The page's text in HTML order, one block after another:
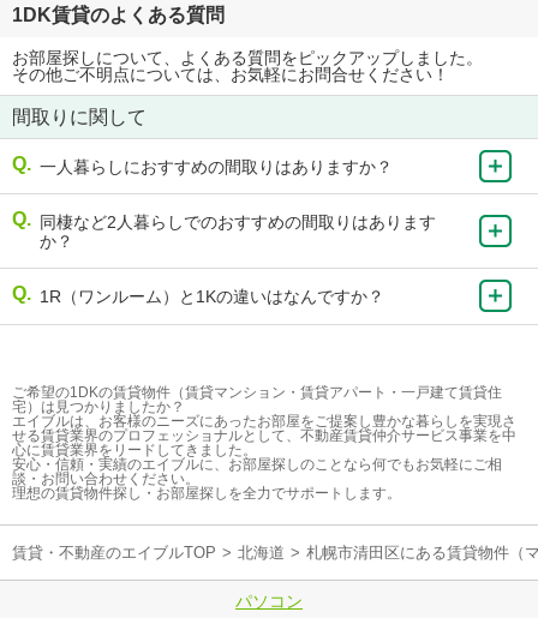
1DK賃貸のよくある質問
お部屋探しについて、よくある質問をピックアップしました。
その他ご不明点については、お気軽にお問合せください！
間取りに関して
一人暮らしにおすすめの間取りはありますか？
同棲など2人暮らしでのおすすめの間取りはあります
か？
1R（ワンルーム）と1Kの違いはなんですか？
ご希望の1DKの賃貸物件（賃貸マンション・賃貸アパート・一戸建て賃貸住
宅）は見つかりましたか？
エイブルは、お客様のニーズにあったお部屋をご提案し豊かな暮らしを実現さ
せる賃貸業界のプロフェッショナルとして、不動産賃貸仲介サービス事業を中
心に賃貸業界をリードしてきました。
安心・信頼・実績のエイブルに、お部屋探しのことなら何でもお気軽にご相
談・お問い合わせください。
理想の賃貸物件探し・お部屋探しを全力でサポートします。
賃貸・不動産のエイブルTOP > 北海道 > 札幌市清田区にある賃貸物件（
パソコン